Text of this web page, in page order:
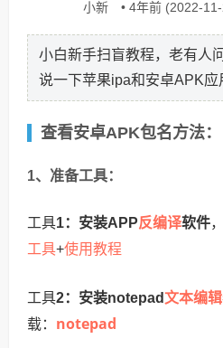
小新 • 4年前 (2022-
小白新手扫盲教程，老有人
说一下苹果ipa和安卓APK应
查看安卓APK包名方法：
1、准备工具：
工具1：安装APP反编译软件
工具+使用教程
工具2：安装notepad文本编
载： notepad